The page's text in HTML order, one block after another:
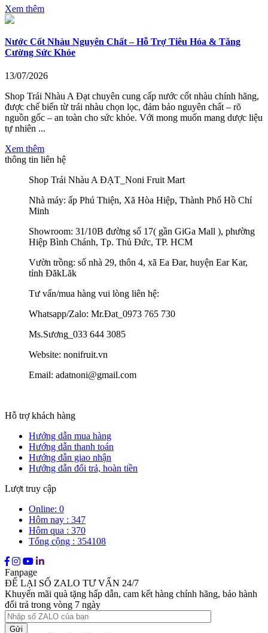
Xem thêm
Nước Cốt Nhàu Nguyên Chất – Hỗ Trợ Tiêu Hóa & Tăng
Cường Sức Khỏe
13/07/2026
Shop Trái Nhàu A Đạt chuyên cung cấp nước cốt nhàu chính hãng,
được chế biến từ trái nhàu chọn lọc, đảm bảo nguyên chất – rõ
nguồn gốc – an toàn cho sức khỏe. Với mong muốn mang dược liệu
tự nhiên ...
Xem thêm
thông tin liên hệ
Shop Trái Nhàu A ĐẠT_Noni Fruit Mart
Nhà máy: ấp Phú Thiện, Xã Hòa Hiệp, Thành Phố Hồ Chí
Minh
Showroom: 31/10B đường số 17( gần GiGa Mall ), phường
Hiệp Bình Chánh, Tp. Thủ Đức, TP. HCM
Vườn trồng: số nhà 29, thôn 4, xã Ea Đar, huyện Ear Kar,
tỉnh ĐăkLăk
Tư vấn/mua hàng vui lòng liên hệ:
Whatsapp/Zalo: Mr.Đat_0973 765 730
Ms.Sương_033 644 3085
Website: nonifruit.vn
Email: adatnoni@gmail.com
Hỗ trợ khách hàng
Hướng dẫn mua hàng
Hướng dẫn thanh toán
Hướng dẫn giao nhận
Hướng dẫn đổi trả, hoàn tiền
Lượt truy cập
Online: 0
Hôm nay : 347
Hôm qua : 370
Tổng cộng : 354108
Fanpage
ĐỂ LẠI SỐ ZALO TƯ VẤN 24/7
Khuyến mãi quà tặng hấp dẫn, cam kết hàng chính hãng, bảo hành
đổi trả trong vòng 7 ngày